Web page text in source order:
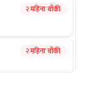
२ महिना बाँकी
२ महिना बाँकी